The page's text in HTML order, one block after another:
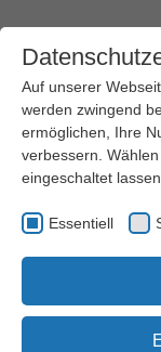
Startseite
kleine
Auf unserer
werden zwingend
ermöglichen, Ihre
verbessern.
eingeschaltet lassen
Essentiell